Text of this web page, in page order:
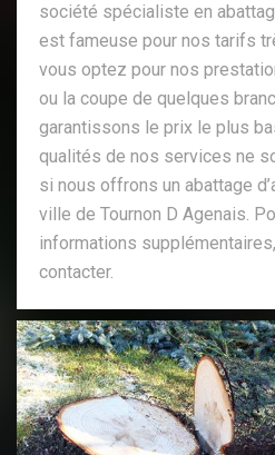
société spécialiste en
est fameuse pour nos tarifs
vous optez pour nos
ou la coupe de quelques
garantissons le prix le plus
qualités de nos services ne
si nous offrons un abattage
ville de Tournon D Agenais.
informations
contacter.